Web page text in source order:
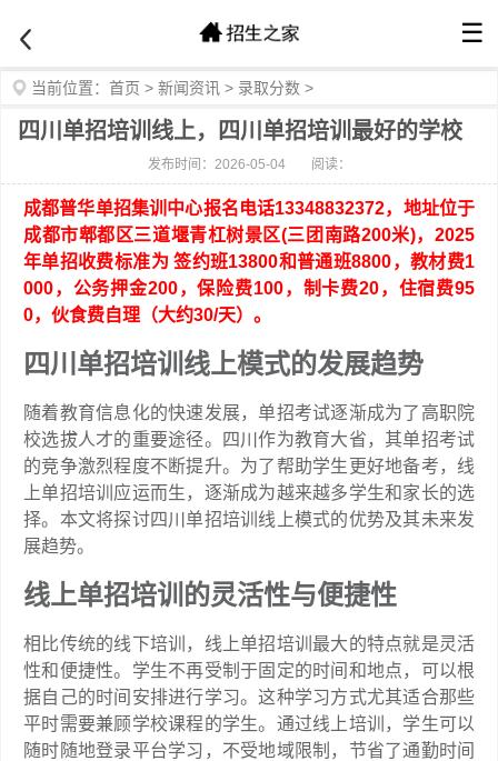
☰
当前位置： 首页 > 新闻资讯 > 录取分数 >
四川单招培训线上，四川单招培训最好的学校
发布时间：2026-05-04 阅读：
成都普华单招集训中心报名电话13348832372，地址位于
成都市郫都区三道堰青杠树景区(三团南路200米)，2025
年单招收费标准为 签约班13800和普通班8800，教材费1
000，公务押金200，保险费100，制卡费20，住宿费95
0，伙食费自理（大约30/天）。
四川单招培训线上模式的发展趋势
随着教育信息化的快速发展，单招考试逐渐成为了高职院
校选拔人才的重要途径。四川作为教育大省，其单招考试
的竞争激烈程度不断提升。为了帮助学生更好地备考，线
上单招培训应运而生，逐渐成为越来越多学生和家长的选
择。本文将探讨四川单招培训线上模式的优势及其未来发
展趋势。
线上单招培训的灵活性与便捷性
相比传统的线下培训，线上单招培训最大的特点就是灵活
性和便捷性。学生不再受制于固定的时间和地点，可以根
据自己的时间安排进行学习。这种学习方式尤其适合那些
平时需要兼顾学校课程的学生。通过线上培训，学生可以
随时随地登录平台学习，不受地域限制，节省了通勤时间